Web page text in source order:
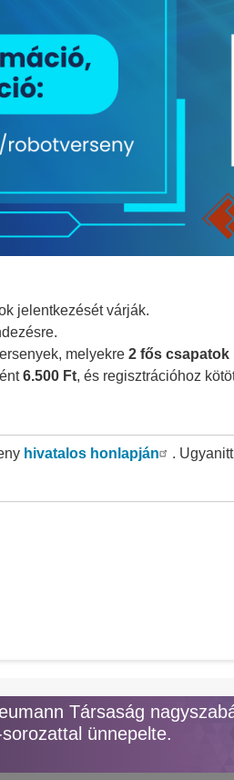
jelentkezését várják.
melyekre 2 fős csapatok
6.500 Ft, és regisztrációhoz
hivatalos honlapján
.
Társaság
ünnepelte.